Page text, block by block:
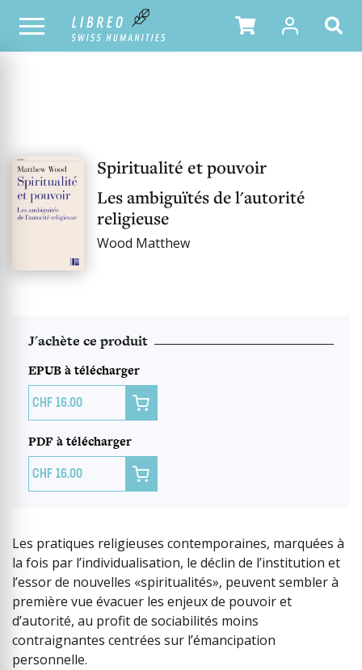
NOTRE CATALOGUE
Spiritualité et pouvoir
Les ambiguïtés de l'autorité
religieuse
Wood Matthew
J'achète ce produit
EPUB à télécharger
16.00 
PDF à télécharger
16.00 
Les pratiques religieuses contemporaines, marquées à
la fois par l’individualisation, le déclin de l’institution et
l’essor de nouvelles «spiritualités», peuvent sembler à
première vue évacuer les enjeux de pouvoir et
d’autorité, au profit de sociabilités moins
contraignantes centrées sur l’émancipation
personnelle.